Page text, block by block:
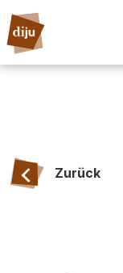
Zurück